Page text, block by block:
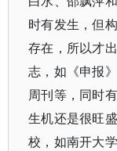
时有发生，但
存在，所以才
志，如《申报
周刊等，同时
生机还是很旺
校，如南开大